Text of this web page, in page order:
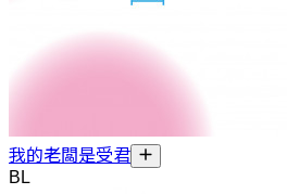
我的老闆是受君
BL